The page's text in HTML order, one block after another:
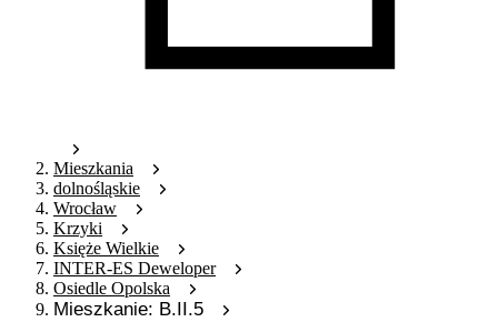
Mieszkania
dolnośląskie
Wrocław
Krzyki
Księże Wielkie
INTER-ES Deweloper
Osiedle Opolska
Mieszkanie: B.II.5